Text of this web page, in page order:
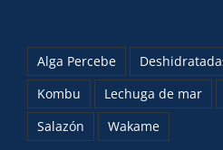
Alga Percebe
Kombu
Lechuga de mar
Salazón
Wakame